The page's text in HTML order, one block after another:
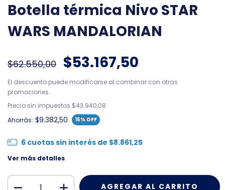
Botella térmica Nivo STAR
WARS MANDALORIAN
$62.550,00 $53.167,50
El descuento puede modificarse al combinar con otras
promociones.
Precio sin impuestos $43.940,08
Ahorrás: $9.382,50 15% OFF
6 cuotas sin interés de $8.861,25
Ver más detalles